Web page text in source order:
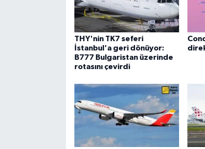
THY'nin TK7 seferi
İstanbul'a geri dönüyor:
B777 Bulgaristan üzerinde
rotasını çevirdi